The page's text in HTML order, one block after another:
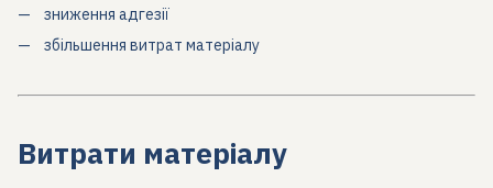
зниження адгезії
збільшення витрат матеріалу
Витрати матеріалу